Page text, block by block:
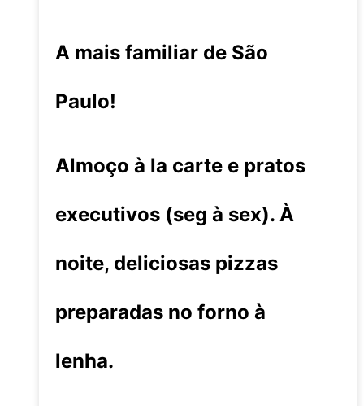
A mais familiar de São
Paulo!
Almoço à la carte e pratos
executivos (seg à sex). À
noite, deliciosas pizzas
preparadas no forno à
lenha.